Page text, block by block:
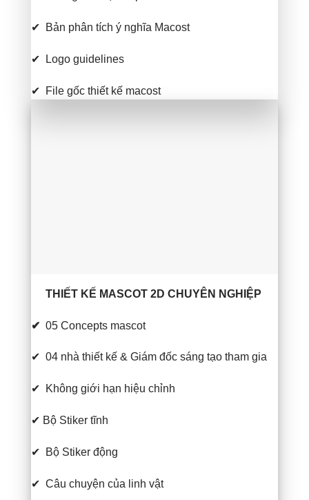
✔ Bản phân tích ý nghĩa Macost
✔ Logo guidelines
✔ File gốc thiết kế macost
THIẾT KẾ MASCOT 2D CHUYÊN NGHIỆP
✔ 05 Concepts mascot
✔ 04 nhà thiết kế & Giám đốc sáng tạo tham gia
✔ Không giới hạn hiệu chỉnh
✔ Bộ Stiker tĩnh
✔ Bộ Stiker động
✔ Câu chuyện của linh vật